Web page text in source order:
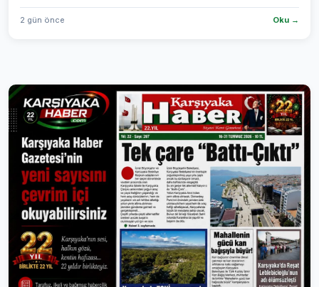
2 gün önce Oku →